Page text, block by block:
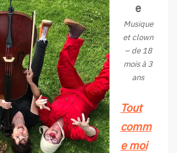
e
Musique
et clown
– de 18
mois à 3
ans
Tout
comm
e moi